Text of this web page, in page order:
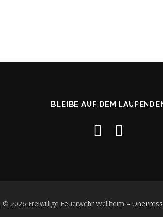
BLEIBE AUF DEM
© 2026 Freiwillige Feuerwehr Wellheim – OnePress